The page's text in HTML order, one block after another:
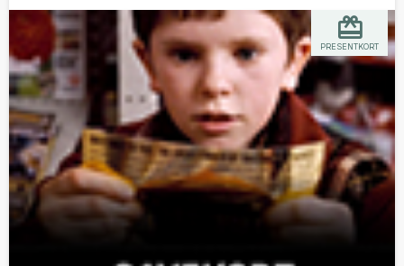
PRESENTKORT